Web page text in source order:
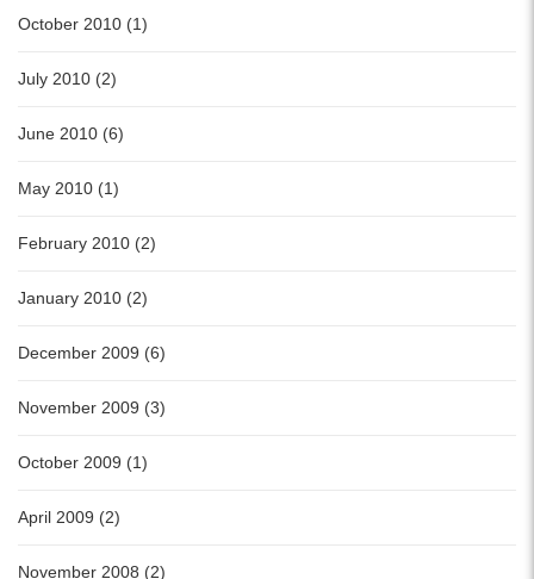
October 2010 (1)
July 2010 (2)
June 2010 (6)
May 2010 (1)
February 2010 (2)
January 2010 (2)
December 2009 (6)
November 2009 (3)
October 2009 (1)
April 2009 (2)
November 2008 (2)